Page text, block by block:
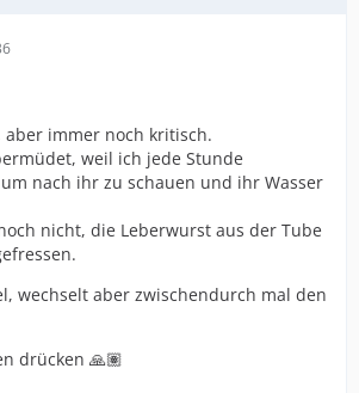
immer noch kritisch.
weil ich jede Stunde
nach ihr zu schauen und ihr Wasser
nicht, die Leberwurst aus der Tube
wechselt aber zwischendurch mal den
drücken 🙏🏽